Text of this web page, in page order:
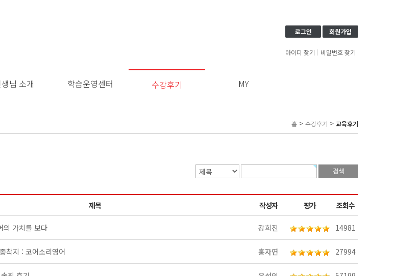
로그인 회원가입
아이디 찾기 비밀번호 찾기
님 소개 학습운영센터 수강후기
MY
관
개
인
보
기
홈 > 수강후기 > 교육후기
제목 작성자 평가 조회수
의 가치를 보다 강희진 14981
착지 : 코어소리영어 홍자연 27994